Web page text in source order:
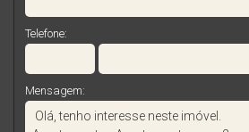
Telefone:
Mensagem: